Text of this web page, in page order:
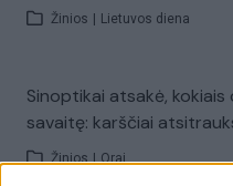
Žinios Lietuvos diena
Sinoptikai atsakė,
savaitę: karščiai
Žinios | Orai